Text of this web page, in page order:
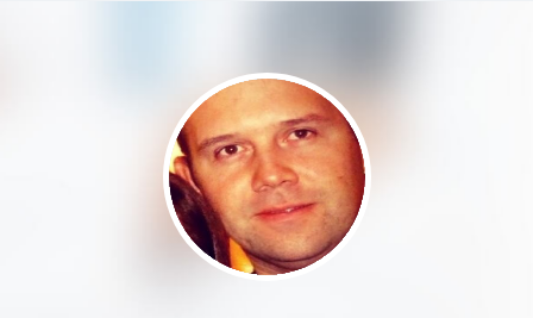
Explicou o procedimento em
detalhes. Passou-me tranquilidade.
Paciente